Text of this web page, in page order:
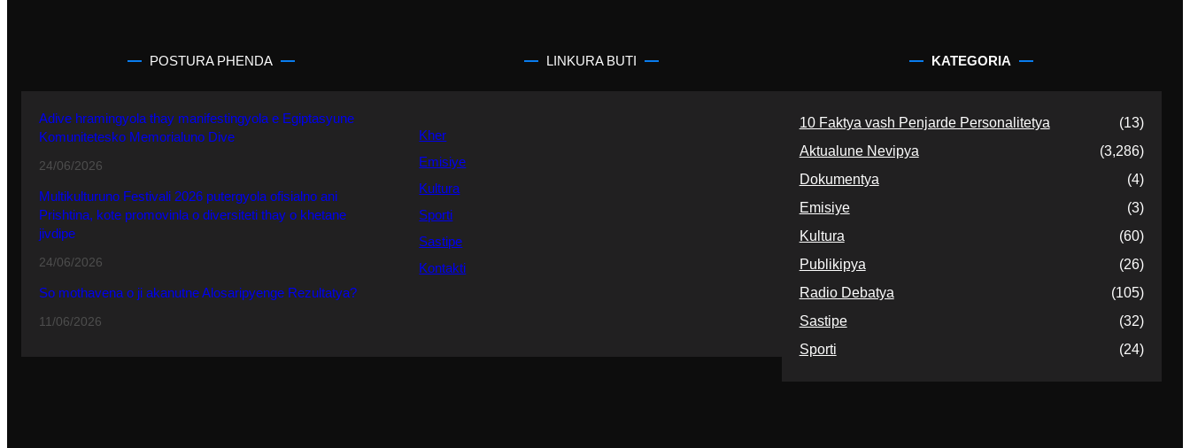
POSTURA PHENDA
Adive hramingyola thay manifestingyola e Egiptasyune
Komunitetesko Memorialuno Dive
24/06/2026
Multikulturuno Festivali 2026 putergyola ofisialno ani
Prishtina, kote promovinla o diversiteti thay o khetane
jivdipe
24/06/2026
So mothavena o ji akanutne Alosaripyenge Rezultatya?
11/06/2026
LINKURA BUTI
Kher
Emisiye
Kultura
Sporti
Sastipe
Kontakti
KATEGORIA
10 Faktya vash Penjarde Personalitetya
(13)
Aktualune Nevipya
(3,286)
Dokumentya
(4)
Emisiye
(3)
Kultura
(60)
Publikipya
(26)
Radio Debatya
(105)
Sastipe
(32)
Sporti
(24)